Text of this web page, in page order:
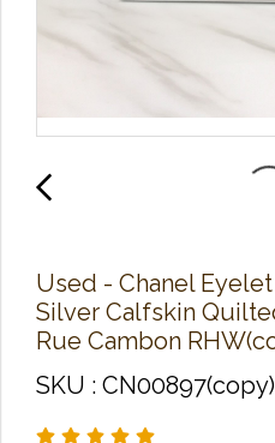
Used -​ Chanel
Silver Calfskin
Rue Cambon
SKU : CN00897(copy)